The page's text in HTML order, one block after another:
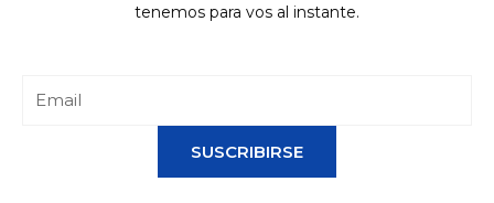
tenemos para vos al instante.
SUSCRIBIRSE